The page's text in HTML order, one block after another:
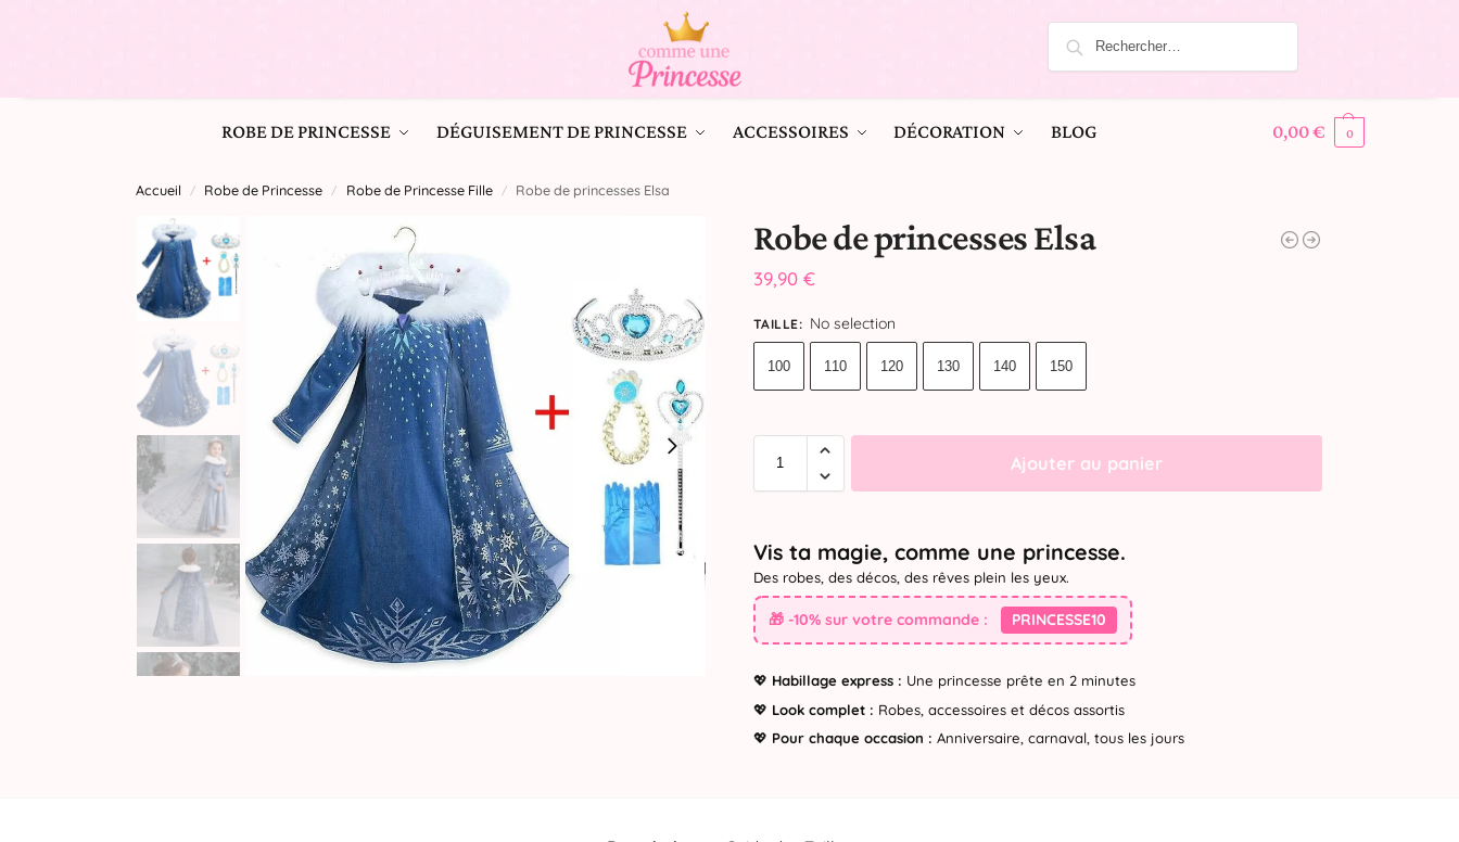
ROBE DE PRINCESSE DÉGUISEMENT DE PRINCESSE ACCESSOIRES DÉCORATION BLOG 0,00€ 0
Accueil / Robe de Princesse / Robe de Princesse Fille / Robe de princesses Elsa
Robe de princesses Elsa
39,90 €
TAILLE: No selection
100 110 120 130 140 150
Ajouter au panier
Vis ta magie, comme une princesse.
Des robes, des décos, des rêves plein les yeux.
🎁 -10% sur votre commande : PRINCESSE10
💖 Habillage express : Une princesse prête en 2 minutes
💖 Look complet : Robes, accessoires et décos assortis
💖 Pour chaque occasion : Anniversaire, carnaval, tous les jours